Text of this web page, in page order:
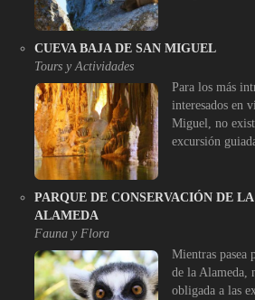
CUEVA BAJA DE SAN MIGUEL
Tours y Actividades
Para los más
interesados en
Miguel, no
excursión
PARQUE DE CONSERVACIÓN DE
ALAMEDA
Fauna y Flora
Mientras pasea
de la Alameda,
obligada a las